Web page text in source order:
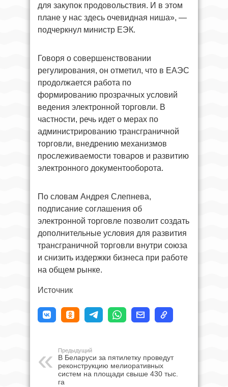
для закупок продовольствия. И в этом
плане у нас здесь очевидная ниша», —
подчеркнул министр ЕЭК.
Говоря о совершенствовании
регулирования, он отметил, что в ЕАЭС
продолжается работа по
формированию прозрачных условий
ведения электронной торговли. В
частности, речь идет о мерах по
администрированию трансграничной
торговли, внедрению механизмов
прослеживаемости товаров и развитию
электронного документооборота.
По словам Андрея Слепнева,
подписание соглашения об
электронной торговле позволит создать
дополнительные условия для развития
трансграничной торговли внутри союза
и снизить издержки бизнеса при работе
на общем рынке.
Источник
Предыдущий
В Беларуси за пятилетку проведут
реконструкцию мелиоративных
систем на площади свыше 430 тыс.
га